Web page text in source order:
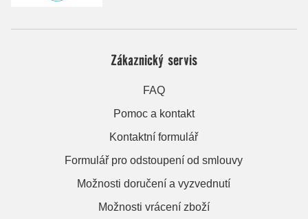
Zákaznický servis
FAQ
Pomoc a kontakt
Kontaktní formulář
Formulář pro odstoupení od smlouvy
Možnosti doručení a vyzvednutí
Možnosti vrácení zboží